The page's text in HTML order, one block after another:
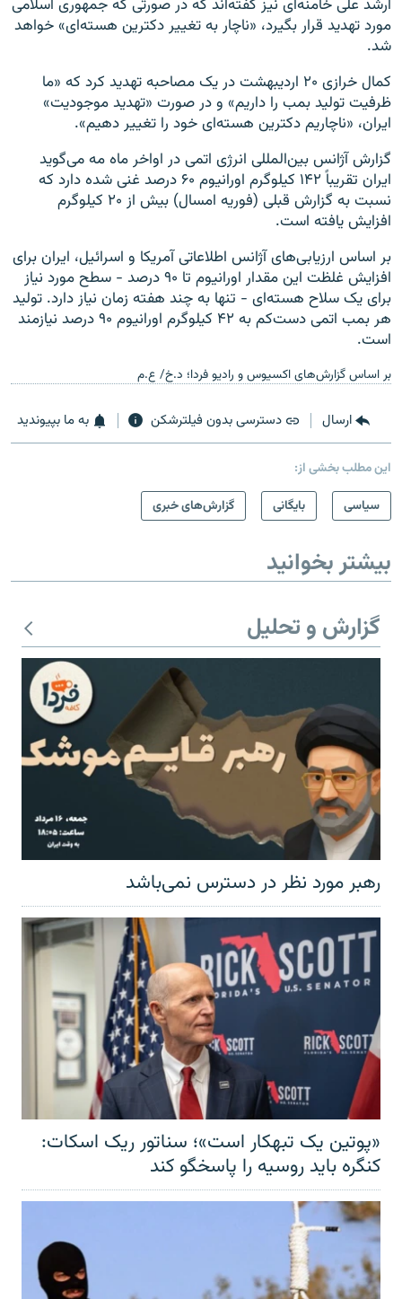
ارشد علی خامنه‌ای نیز گفته‌اند که در صورتی که جمهوری اسلامی
مورد تهدید قرار بگیرد، «ناچار به تغییر دکترین هسته‌ای» خواهد
شد.
کمال خرازی ۲۰ اردیبهشت در یک مصاحبه تهدید کرد که «ما
ظرفیت تولید بمب را داریم» و در صورت «تهدید موجودیت»
ایران، «ناچاریم دکترین هسته‌ای خود را تغییر دهیم».
گزارش آژانس بین‌المللی انرژی اتمی در اواخر ماه مه می‌گوید
ایران تقریباً ۱۴۲ کیلوگرم اورانیوم ۶۰ درصد غنی شده دارد که
نسبت به گزارش قبلی (فوریه امسال) بیش از ۲۰ کیلوگرم
افزایش یافته است.
بر اساس ارزیابی‌های آژانس اطلاعاتی آمریکا و اسرائیل، ایران برای
افزایش غلظت این مقدار اورانیوم تا ۹۰ درصد - سطح مورد نیاز
برای یک سلاح هسته‌ای - تنها به چند هفته زمان نیاز دارد. تولید
هر بمب اتمی دست‌کم به ۴۲ کیلوگرم اورانیوم ۹۰ درصد نیازمند
است.
بر اساس گزارش‌های اکسیوس و رادیو فردا؛ د.خ/ ع.م
ارسال دسترسی بدون فیلترشکن به ما بپیوندید
این مطلب بخشی از:
سیاسی
بایگانی گزارش‌های خبری
بیشتر بخوانید
گزارش و تحلیل
رهبر مورد نظر در دسترس نمی‌باشد
«پوتین یک تبهکار است»؛ سناتور ریک اسکات:
کنگره باید روسیه را پاسخگو کند